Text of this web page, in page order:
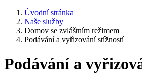
Úvodní stránka
Naše služby
Domov se zvláštním režimem
Podávání a vyřizování stížností
Podávání a